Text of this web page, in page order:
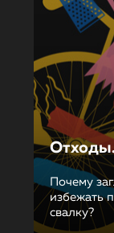
Почему
избежать
свалку?